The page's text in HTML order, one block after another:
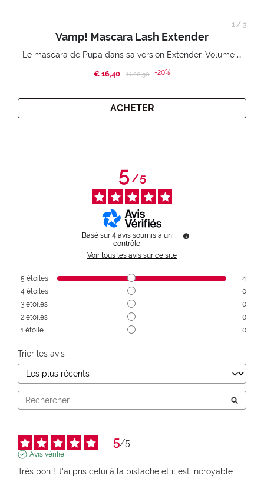
Vamp! Mascara Lash Extender
Le mascara de Pupa dans sa version Extender. Volume extension 3D. Des cils amplifiés et liftés à l’infini.
€ 16,40 Price reduced from
€ 20,50to-20%
ACHETER
1 / 3
5/5
Basé sur 4 avis soumis à un
contrôle
Voir tous les avis sur ce site
5 étoiles
4
4 étoiles
0
3 étoiles
0
2 étoiles
0
1 étoile 0
Trier les avis
5/5
Avis vérifié
Très bon ! J'ai pris celui à la pistache et il est incroyable.